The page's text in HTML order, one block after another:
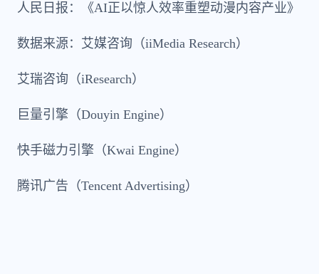
人民日报：《AI正以惊人效率重塑动漫内容产业》
数据来源：艾媒咨询（iiMedia Research）
艾瑞咨询（iResearch）
巨量引擎（Douyin Engine）
快手磁力引擎（Kwai Engine）
腾讯广告（Tencent Advertising）